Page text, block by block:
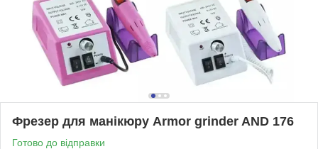
Фрезер для манікюру Armor grinder AND 176
Готово до відправки